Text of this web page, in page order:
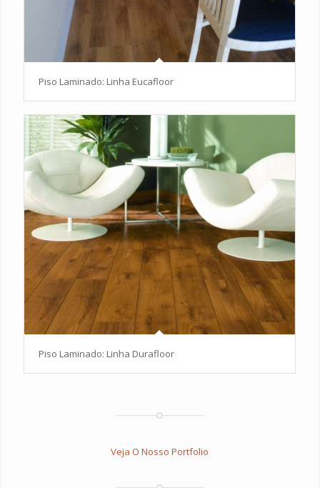
Piso Laminado: Linha Eucafloor
Piso Laminado: Linha Durafloor
Veja O Nosso Portfolio